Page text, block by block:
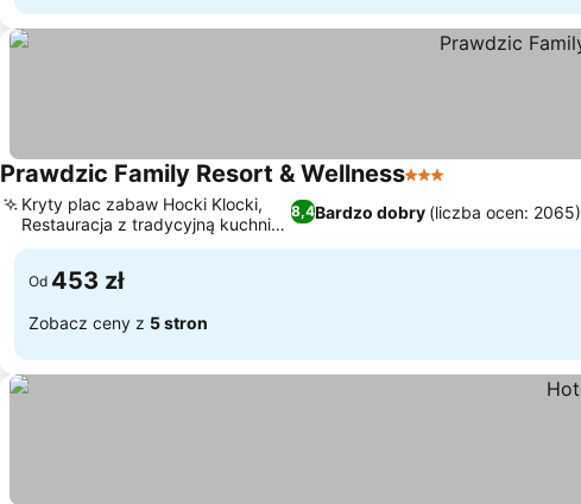
Prawdzic Family Resort & Wellness3 Kategoria
8,4Bardzo dobry (liczba ocen: 2065)
Kryty plac zabaw Hocki Klocki,
Restauracja z tradycyjną kuchnią
polską
Od 453 zł
Zobacz ceny z 5 stron